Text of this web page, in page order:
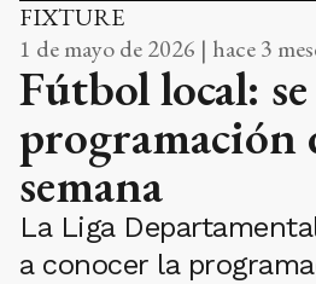
FIXTURE
1 de mayo de 2026 | hace 3
Fútbol local:
programación
semana
La Liga
a conocer la